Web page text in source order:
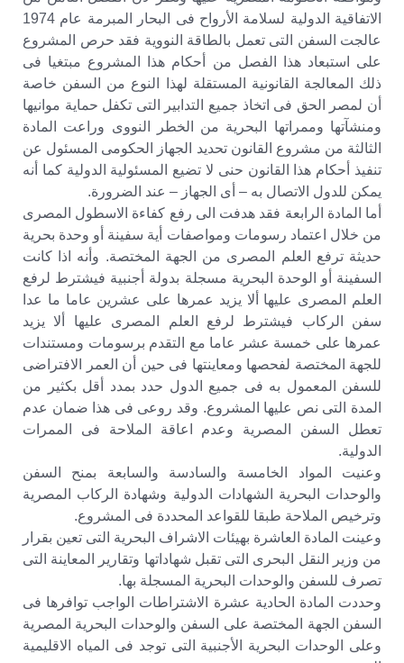
الاتفاقية الدولية لسلامة الأرواح فى البحار المبرمة عام 1974
عالجت السفن التى تعمل بالطاقة النووية فقد حرص المشروع
على استبعاد هذا الفصل من أحكام هذا المشروع مبتغيا فى
ذلك المعالجة القانونية المستقلة لهذا النوع من السفن خاصة
أن لمصر الحق فى اتخاذ جميع التدابير التى تكفل حماية موانيها
ومنشآتها وممراتها البحرية من الخطر النووى وراعت المادة
الثالثة من مشروع القانون تحديد الجهاز الحكومى المسئول عن
تنفيذ أحكام هذا القانون حنى لا تضيع المسئولية الدولية كما أنه
يمكن للدول الاتصال به – أى الجهاز – عند الضرورة.
أما المادة الرابعة فقد هدفت الى رفع كفاءة الاسطول المصرى
من خلال اعتماد رسومات ومواصفات أية سفينة أو وحدة بحرية
حديثة ترفع العلم المصرى من الجهة المختصة. وأنه اذا كانت
السفينة أو الوحدة البحرية مسجلة بدولة أجنبية فيشترط لرفع
العلم المصرى عليها ألا يزيد عمرها على عشرين عاما ما عدا
سفن الركاب فيشترط لرفع العلم المصرى عليها ألا يزيد
عمرها على خمسة عشر عاما مع التقدم برسومات ومستندات
للجهة المختصة لفحصها ومعاينتها فى حين أن العمر الافتراضى
للسفن المعمول به فى جميع الدول حدد بمدد أقل بكثير من
المدة التى نص عليها المشروع. وقد روعى فى هذا ضمان عدم
تعطل السفن المصرية وعدم اعاقة الملاحة فى الممرات
الدولية.
وعنيت المواد الخامسة والسادسة والسابعة بمنح السفن
والوحدات البحرية الشهادات الدولية وشهادة الركاب المصرية
وترخيص الملاحة طبقا للقواعد المحددة فى المشروع.
وعينت المادة العاشرة بهيئات الاشراف البحرية التى تعين بقرار
من وزير النقل البحرى التى تقبل شهاداتها وتقارير المعاينة التى
تصرف للسفن والوحدات البحرية المسجلة بها.
وحددت المادة الحادية عشرة الاشتراطات الواجب توافرها فى
السفن الجهة المختصة على السفن والوحدات البحرية المصرية
وعلى الوحدات البحرية الأجنبية التى توجد فى المياه الاقليمية